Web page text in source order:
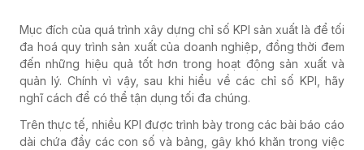
Mục đích của quá trình xây dựng chỉ số KPI sản xuất là để tối
đa hoá quy trình sản xuất của doanh nghiệp, đồng thời đem
đến những hiệu quả tốt hơn trong hoạt động sản xuất và
quản lý. Chính vì vậy, sau khi hiểu về các chỉ số KPI, hãy
nghĩ cách để có thể tận dụng tối đa chúng.
Trên thực tế, nhiều KPI được trình bày trong các bài báo cáo
dài chứa đầy các con số và bảng, gây khó khăn trong việc